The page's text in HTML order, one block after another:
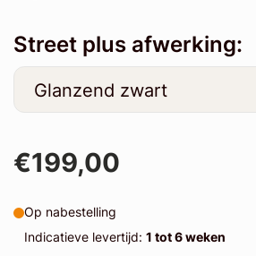
Street plus afwerking:
€199,00
Op nabestelling
Indicatieve levertijd: 1 tot 6 weken